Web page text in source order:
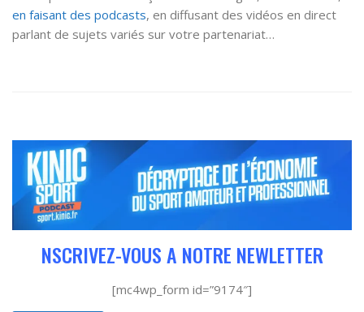
en faisant des podcasts, en diffusant des vidéos en direct
parlant de sujets variés sur votre partenariat…
NSCRIVEZ-VOUS A NOTRE NEWLETTER
[mc4wp_form id=”9174″]